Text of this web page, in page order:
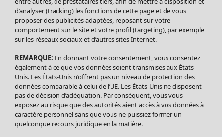
Soldes Vêtements
Tous les vêtements
Robes
Tuniques
Blouses
Tops
Gilets
Pantalon
Jupes
d’analyser (tracking) les fonctions de cette page et de vous
proposer des publicités adaptées, reposant sur votre
comportement sur le site et votre profil (targeting), par exemple
sur les réseaux sociaux et d’autres sites Internet.
REMARQUE: En donnant votre consentement, vous consentez
également à ce que vos données soient transmises aux États-
Unis. Les États-Unis n’offrent pas un niveau de protection des
données comparable à celui de l’UE. Les États-Unis ne disposent
pas de décision d’adéquation. Par conséquent, vous vous
exposez au risque que des autorités aient accès à vos données à
caractère personnel sans que vous ne puissiez former un
quelconque recours juridique en la matière.